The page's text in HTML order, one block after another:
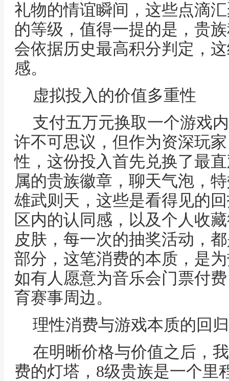
礼物的情谊瞬间，这些点滴
的等级，值得一提的是，贵
会依据历史最高积分判定，
感。
虚拟投入的价值多重性
支付五万元换取一个游戏
许不可思议，但作为资深玩
性，这份投入首先兑换了最
属的贵族徽章，聊天气泡，
雄武则天，这些是看得见的
区内的认同感，以及个人收
皮肤，每一次的抽奖活动，
部分，这笔消费的本质，是
如有人愿意为音乐会门票付
育赛事周边。
理性消费与游戏本质的回归
在明晰价格与价值之后，
费的灯塔，8级贵族是一个里